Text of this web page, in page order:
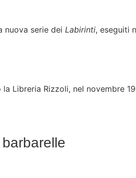
nuova serie dei Labirinti, eseguiti
Libreria Rizzoli, nel novembre